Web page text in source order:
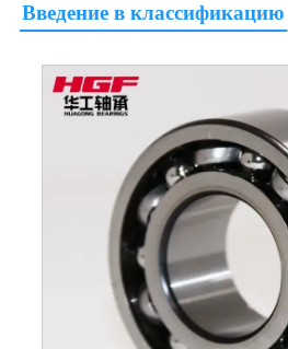
Введение в классификацию
6418,
Внутренний диаметр
90 мм